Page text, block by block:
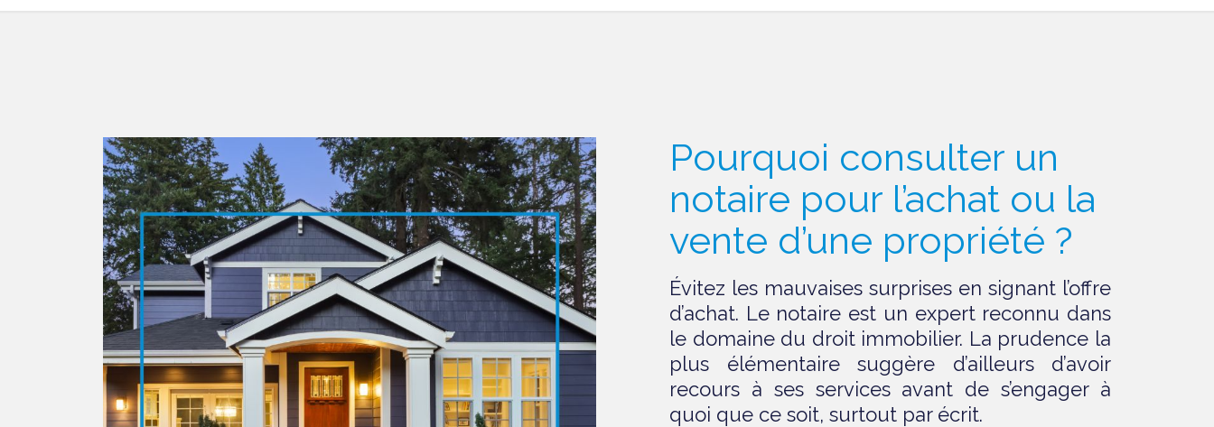
Pourquoi consulter un
notaire pour l’achat ou la
vente d’une propriété ?
Évitez les mauvaises surprises en signant l’offre
d’achat. Le notaire est un expert reconnu dans
le domaine du droit immobilier. La prudence la
plus élémentaire suggère d’ailleurs d’avoir
recours à ses services avant de s’engager à
quoi que ce soit, surtout par écrit.